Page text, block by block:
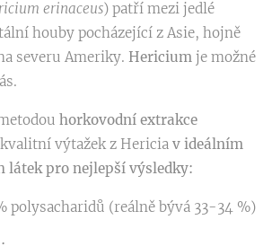
erinaceus) patří mezi jedlé
houby pocházející z Asie, hojně
severu Ameriky. Hericium je možné
horkovodní extrakce
výtažek z Hericia v ideálním
látek pro nejlepší výsledky:
polysacharidů (reálně bývá 33-34 %)